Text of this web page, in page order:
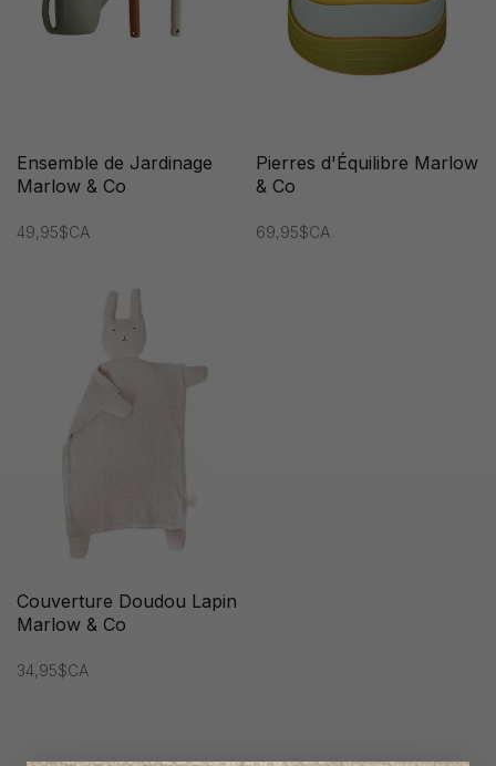
Ensemble de Jardinage
Marlow & Co
49,95$CA
Pierres d'Équilibre Marlow
& Co
69,95$CA
Couverture Doudou Lapin
Marlow & Co
34,95$CA